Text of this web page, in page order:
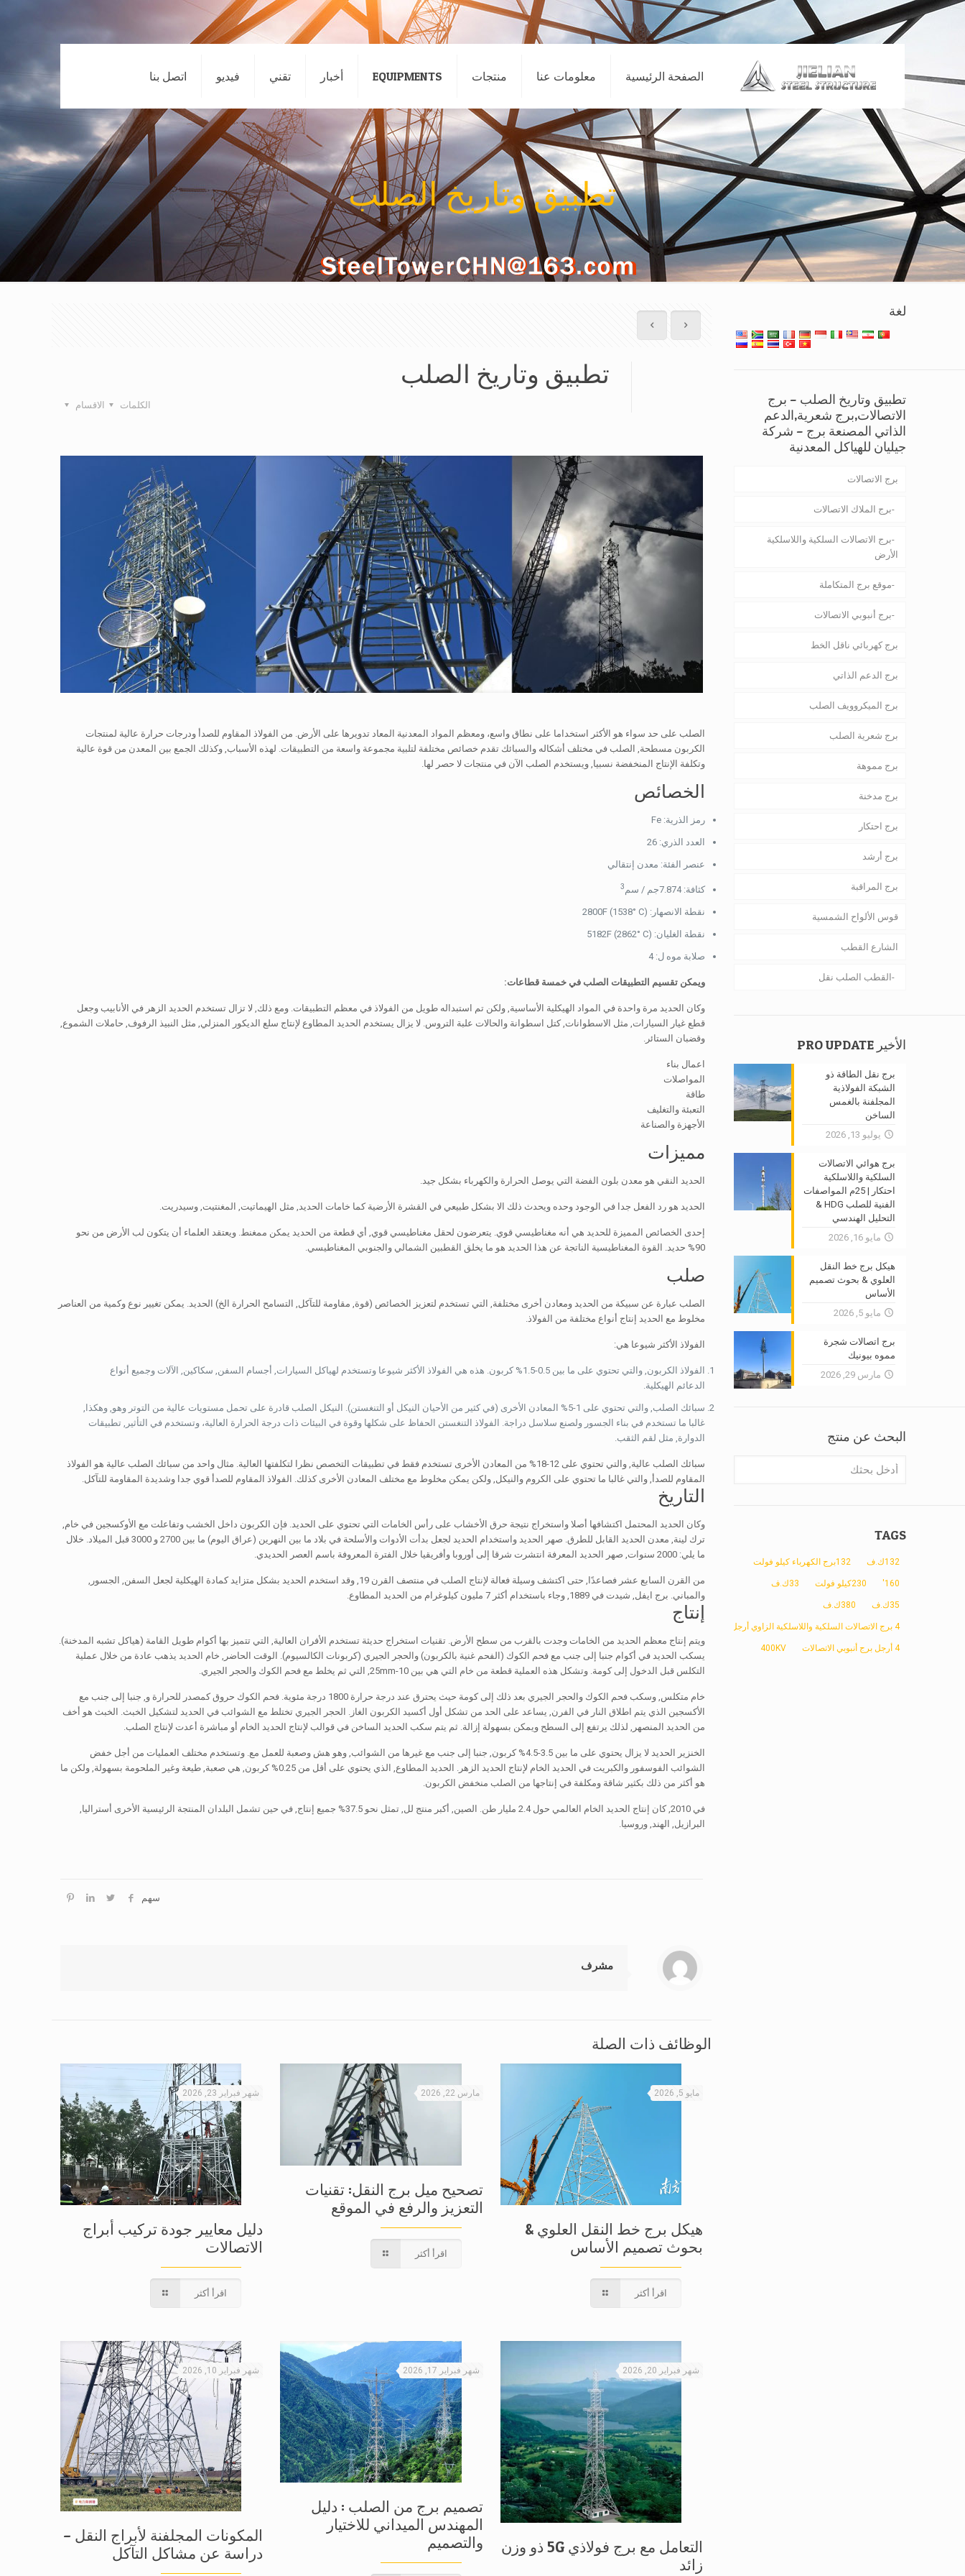
الصفحة الرئيسية معلومات عنا منتجات EQUIPMENTS أخبار تقني فيديو اتصل بنا
تطبيق وتاريخ الصلب
تطبيق وتاريخ الصلب
الاقسام الكلمات
الصلب على حد سواء هو الأكثر استخداما على نطاق واسع، ومعظم المواد المعدنية المعاد تدويرها على الأرض. من الفولاذ المقاوم للصدأ ودرجات حرارة عالية لمنتجات
الكربون مسطحة, الصلب في مختلف أشكاله والسبائك تقدم خصائص مختلفة لتلبية مجموعة واسعة من التطبيقات. لهذه الأسباب, وكذلك الجمع بين المعدن من قوة عالية
وتكلفة الإنتاج المنخفضة نسبيا, ويستخدم الصلب الآن في منتجات لا حصر لها.
الخصائص
رمز الذرية: Fe
العدد الذري: 26
عنصر الفئة: معدن إنتقالي
كثافة: 7.874جم / سم 3
نقطة الانصهار: 2800F (1538° C)
نقطة الغليان: 5182F (2862° C)
صلابة موه ل: 4
ويمكن تقسيم التطبيقات الصلب في خمسة قطاعات:
وكان الحديد مرة واحدة في المواد الهيكلية الأساسية, ولكن تم استبداله طويل من الفولاذ في معظم التطبيقات. ومع ذلك, لا تزال تستخدم الحديد الزهر في الأنابيب وجعل
قطع غيار السيارات, مثل الاسطوانات, كتل اسطوانة والحالات علبة التروس. لا يزال يستخدم الحديد المطاوع لإنتاج سلع الديكور المنزلي, مثل النبيذ الرفوف, حاملات الشموع,
وقضبان الستائر.
اعمال بناء
المواصلات
طاقة
التعبئة والتغليف
الأجهزة والصناعة
مميزات
الحديد النقي هو معدن بلون الفضة التي يوصل الحرارة والكهرباء بشكل جيد.
الحديد هو رد الفعل جدا في الوجود وحده ويحدث ذلك الا بشكل طبيعي في القشرة الأرضية كما خامات الحديد, مثل الهيماتيت, المغنتيت, وسيدريت.
إحدى الخصائص المميزة للحديد هي أنه مغناطيسي قوي. يتعرضون لحقل مغناطيسي قوي, أي قطعة من الحديد يمكن ممغنط. ويعتقد العلماء أن يتكون لب الأرض من نحو
90% حديد. القوة المغناطيسية الناتجة عن هذا الحديد هو ما يخلق القطبين الشمالي والجنوبي المغناطيسي.
صلب
الصلب عبارة عن سبيكة من الحديد ومعادن أخرى مختلفة, التي تستخدم لتعزيز الخصائص (قوة, مقاومة للتآكل, التسامح الحرارة الخ) الحديد. يمكن تغيير نوع وكمية من العناصر
مخلوط مع الحديد إنتاج أنواع مختلفة من الفولاذ.
الفولاذ الأكثر شيوعا هي:
الفولاذ الكربون, والتي تحتوي على ما بين 0.5-1.5% كربون. هذه هي الفولاذ الأكثر شيوعا وتستخدم لهياكل السيارات, أجسام السفن, سكاكين, الآلات وجميع أنواع
الدعائم الهيكلية.
سبائك الصلب, والتي تحتوي على 1-5% المعادن الأخرى (في كثير من الأحيان النيكل أو التنغستن). النيكل الصلب قادرة على تحمل مستويات عالية من التوتر وهو, وهكذا,
غالبا ما تستخدم في بناء الجسور ولصنع سلاسل دراجة. الفولاذ التنغستن الحفاظ على شكلها وقوة في البيئات ذات درجة الحرارة العالية، وتستخدم في التأثير, تطبيقات
الدوارة, مثل لقم الثقب.
سبائك الصلب عالية, والتي تحتوي على 12-18% من المعادن الأخرى تستخدم فقط في تطبيقات التخصص نظرا لتكلفتها العالية. مثال واحد من سبائك الصلب عالية هو الفولاذ
المقاوم للصدأ, والتي غالبا ما تحتوي على الكروم والنيكل, ولكن يمكن مخلوط مع مختلف المعادن الأخرى كذلك. الفولاذ المقاوم للصدأ قوي جدا وشديدة المقاومة للتآكل.
التاريخ
وكان الحديد المحتمل اكتشافها أصلا واستخراج نتيجة حرق الأخشاب على رأس الخامات التي تحتوي على الحديد. فإن الكربون داخل الخشب وتفاعلت مع الأوكسجين في خام,
ترك لينة, معدن الحديد القابل للطرق. صهر الحديد واستخدام الحديد لجعل بدأت الأدوات والأسلحة في بلاد ما بين النهرين (عراق اليوم) ما بين 2700 و 3000 قبل الميلاد. خلال
ما يلي: 2000 سنوات, صهر الحديد المعرفة انتشرت شرقا إلى أوروبا وأفريقيا خلال الفترة المعروفة باسم العصر الحديدي.
من القرن السابع عشر فصاعدًا, حتى اكتشف وسيلة فعالة لإنتاج الصلب في منتصف القرن 19, وقد استخدم الحديد بشكل متزايد كمادة الهيكلية لجعل السفن, الجسور,
والمباني. برج ايفل, شيدت في 1889, وجاء باستخدام أكثر 7 مليون كيلوغرام من الحديد المطاوع.
إنتاج
ويتم إنتاج معظم الحديد من الخامات وجدت بالقرب من سطح الأرض. تقنيات استخراج حديثة تستخدم الأفران العالية, التي تتميز بها أكوام طويل القامة (هياكل تشبه المدخنة).
يسكب الحديد في أكوام جنبا إلى جنب مع فحم الكوك (الفحم غنية بالكربون) والحجر الجيري (كربونات الكالسيوم). الوقت الحاضر, خام الحديد يذهب عادة من خلال عملية
التكلس قبل الدخول إلى كومة. وتشكل هذه العملية قطعة من خام التي هي بين 10-25mm, التي ثم يخلط مع فحم الكوك والحجر الجيري.
خام متكلس, وسكب فحم الكوك والحجر الجيري بعد ذلك إلى كومة حيث يحترق عند درجة حرارة 1800 درجة مئوية. فحم الكوك حروق كمصدر للحرارة و, جنبا إلى جنب مع
الأكسجين الذي يتم اطلاق النار في الفرن, يساعد على الحد من تشكل أول أكسيد الكربون الغاز. الحجر الجيري تختلط مع الشوائب في الحديد لتشكيل الخبث. الخبث هو أخف
من الحديد المنصهر, لذلك يرتفع إلى السطح ويمكن بسهولة إزالة. ثم يتم سكب الحديد الساخن في قوالب لإنتاج الحديد الخام أو مباشرة أعدت لإنتاج الصلب.
الخنزير الحديد لا يزال يحتوي على ما بين 3.5-4.5% كربون, جنبا إلى جنب مع غيرها من الشوائب, وهو هش وصعبة للعمل مع. وتستخدم مختلف العمليات من أجل خفض
الشوائب الفوسفور والكبريت في الحديد الخام لإنتاج الحديد الزهر. الحديد المطاوع, الذي يحتوي على أقل من 0.25% كربون, هي صعبة, طيعة وغير الملحومة بسهولة, ولكن ما
هو أكثر من ذلك بكثير شاقة ومكلفة في إنتاجها من الصلب منخفض الكربون.
في 2010, كان إنتاج الحديد الخام العالمي حول 2.4 مليار طن. الصين, أكبر منتج لل, تمثل نحو 37.5% جميع إنتاج, في حين تشمل البلدان المنتجة الرئيسية الأخرى أستراليا,
البرازيل, الهند, وروسيا.
سهم
مشرف
الوظائف ذات الصلة
مايو 5, 2026
هيكل برج خط النقل العلوي &
بحوث تصميم الأساس
اقرأ أكثر
مارس 22, 2026
تصحيح ميل برج النقل: تقنيات
التعزيز والرفع في الموقع
اقرأ أكثر
شهر فبراير 23, 2026
دليل معايير جودة تركيب أبراج
الاتصالات
اقرأ أكثر
شهر فبراير 20, 2026
التعامل مع برج فولاذي 5G ذو وزن
زائد
شهر فبراير 17, 2026
تصميم برج من الصلب : دليل
المهندس الميداني للاختيار
والتصميم
شهر فبراير 10, 2026
المكونات المجلفنة لأبراج النقل –
دراسة عن مشاكل التآكل
لغة
تطبيق وتاريخ الصلب – برج
الاتصالات,برج شعرية,الدعم
الذاتي المصنعة برج – شركة
جيليان للهياكل المعدنية
برج الاتصالات
برج الملاك الاتصالات
برج الاتصالات السلكية واللاسلكية
الأرض
موقع برج المتكاملة
برج أنبوبي الاتصالات
برج كهربائي ناقل الخط
برج الدعم الذاتي
برج الميكروويف الصلب
برج شعرية الصلب
برج مموهة
برج مدخنة
برج احتكار
برج أرشد
برج المراقبة
قوس الألواح الشمسية
الشارع القطب
القطب الصلب نقل
الأخير PRO UPDATE
برج نقل الطاقة ذو
الشبكة الفولاذية
المجلفنة بالغمس
الساخن
يوليو 13, 2026
برج هوائي الاتصالات
السلكية واللاسلكية
احتكار | 25م المواصفات
الفنية للصلب HDG &
التحليل الهندسي
مايو 16, 2026
هيكل برج خط النقل
العلوي & بحوث تصميم
الأساس
مايو 5, 2026
برج اتصالات شجرة
مموه بيونيك
مارس 29, 2026
البحث عن منتج
TAGS
132ك.ف 132برج الكهرباء كيلو فولت
160' 230كيلو فولت 33ك.ف
35ك.ف 380ك.ف
4 برج الاتصالات السلكية واللاسلكية الزاوي أرجل
4 أرجل برج أنبوبي الاتصالات 400KV